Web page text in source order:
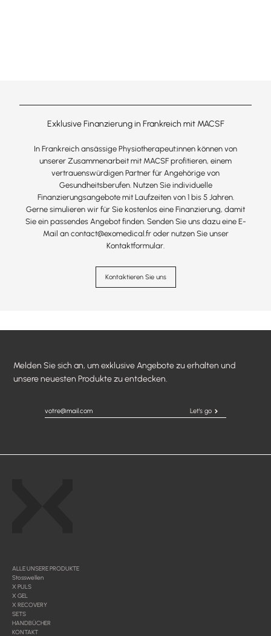
Exklusive Finanzierung in Frankreich mit MACSF
In Frankreich ansässige Physiotherapeut:innen können von
unserer Zusammenarbeit mit MACSF profitieren, einem
vertrauenswürdigen Partner für Angehörige von
Gesundheitsberufen. Nutzen Sie individuelle
Finanzierungsangebote mit Laufzeiten von 1 bis 5 Jahren.
Gerne simulieren wir für Sie kostenlos eine Finanzierung, damit
Sie ein passendes Angebot finden. Senden Sie uns dazu eine E-
Mail an contact@exomedical.fr oder nutzen Sie unser
Kontaktformular.
Kontaktieren Sie uns
Melden Sie sich an, um exklusive Angebote zu erhalten und
unsere neuesten Produkte zu entdecken.
Let's go
ALLE UNSERE PRODUKTE
Stosswellen
X PULS
X GEL
X RECOVERY
SETS
HANDBÜCHER
KONTAKT